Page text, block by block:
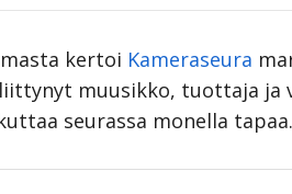
kertoi Kameraseura
muusikko, tuottaja ja
seurassa monella